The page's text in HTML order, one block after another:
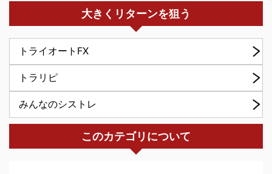
大きくリターンを狙う
トライオートFX
トラリピ
みんなのシストレ
このカテゴリについて